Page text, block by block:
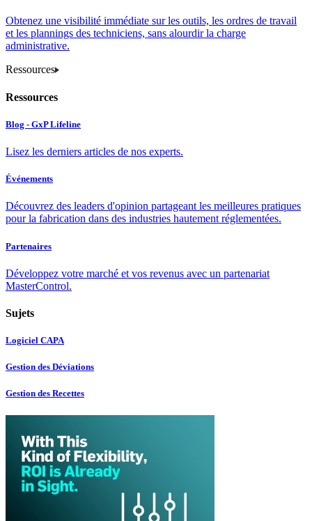
Obtenez une visibilité immédiate sur les outils, les ordres de travail
et les plannings des techniciens, sans alourdir la charge
administrative.
Ressources
Ressources
Blog - GxP Lifeline
Lisez les derniers articles de nos experts.
Événements
Découvrez des leaders d'opinion partageant les meilleures pratiques
pour la fabrication dans des industries hautement réglementées.
Partenaires
Développez votre marché et vos revenus avec un partenariat
MasterControl.
Sujets
Logiciel CAPA
Gestion des Déviations
Gestion des Recettes